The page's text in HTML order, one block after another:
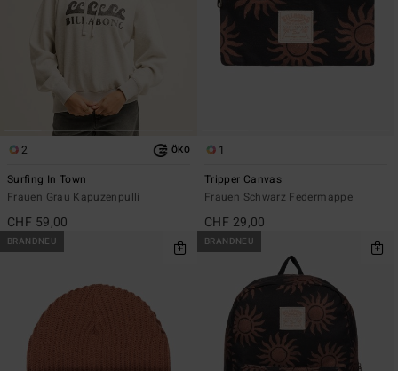
2 ÖKO
Surfing In Town
Frauen Grau Kapuzenpulli
CHF 59,00
1
Tripper Canvas
Frauen Schwarz Federmappe
CHF 29,00
BRANDNEU BRANDNEU